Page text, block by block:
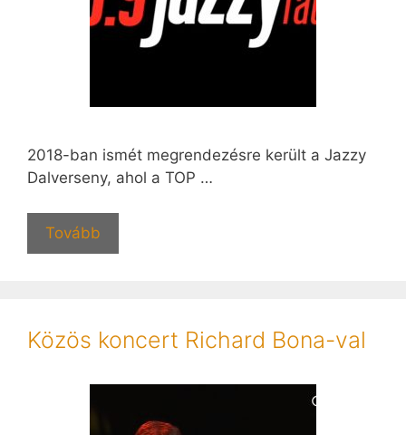
2018-ban ismét megrendezésre került a Jazzy
Dalverseny, ahol a TOP …
Tovább
Közös koncert Richard Bona-val